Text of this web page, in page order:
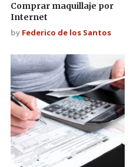
Comprar maquillaje por
Internet
by Federico de los Santos